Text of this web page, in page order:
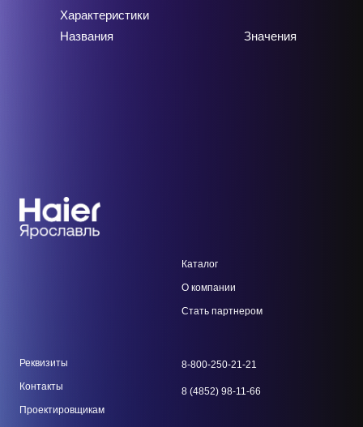
Значения
Названия
Характеристики
Каталог
О компании
Стать партнером
Реквизиты
Контакты
Проектировщикам
8-800-250-21-21
8 (4852) 98-11-66